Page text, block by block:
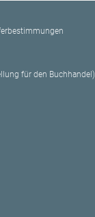
für den Buchhandel)